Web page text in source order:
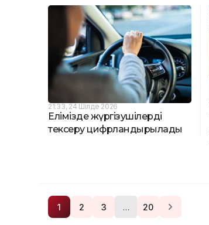
21:33, 24 Шілде 2026
Елімізде жүргізушілерді
тексеру цифрландырылады
1 2 3 … 20